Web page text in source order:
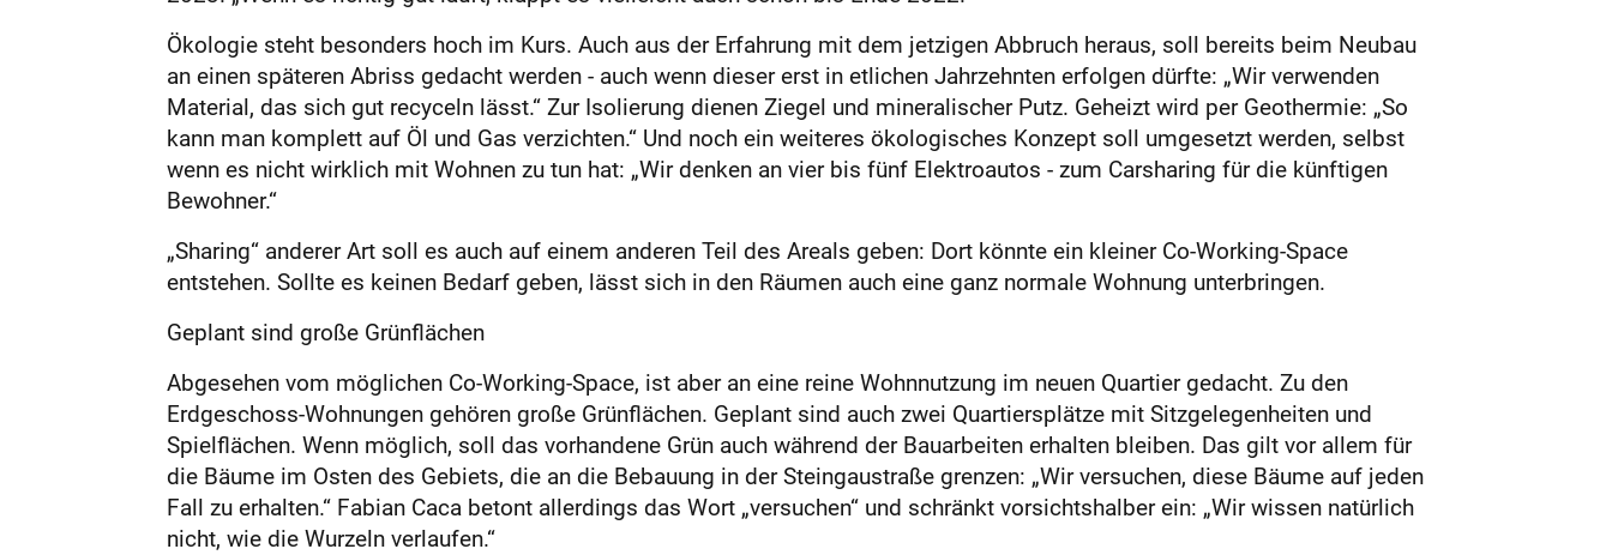
Ökologie steht besonders hoch im Kurs. Auch aus der Erfahrung mit dem jetzigen Abbruch heraus, soll bereits beim Neubau
an einen späteren Abriss gedacht werden - auch wenn dieser erst in etlichen Jahrzehnten erfolgen dürfte: „Wir verwenden
Material, das sich gut recyceln lässt.“ Zur Isolierung dienen Ziegel und mineralischer Putz. Geheizt wird per Geothermie: „So
kann man komplett auf Öl und Gas verzichten.“ Und noch ein weiteres ökologisches Konzept soll umgesetzt werden, selbst
wenn es nicht wirklich mit Wohnen zu tun hat: „Wir denken an vier bis fünf Elektroautos - zum Carsharing für die künftigen
Bewohner.“
„Sharing“ anderer Art soll es auch auf einem anderen Teil des Areals geben: Dort könnte ein kleiner Co-Working-Space
entstehen. Sollte es keinen Bedarf geben, lässt sich in den Räumen auch eine ganz normale Wohnung unterbringen.
Geplant sind große Grünflächen
Abgesehen vom möglichen Co-Working-Space, ist aber an eine reine Wohnnutzung im neuen Quartier gedacht. Zu den
Erdgeschoss-Wohnungen gehören große Grünflächen. Geplant sind auch zwei Quartiersplätze mit Sitzgelegenheiten und
Spielflächen. Wenn möglich, soll das vorhandene Grün auch während der Bauarbeiten erhalten bleiben. Das gilt vor allem für
die Bäume im Osten des Gebiets, die an die Bebauung in der Steingaustraße grenzen: „Wir versuchen, diese Bäume auf jeden
Fall zu erhalten.“ Fabian Caca betont allerdings das Wort „versuchen“ und schränkt vorsichtshalber ein: „Wir wissen natürlich
nicht, wie die Wurzeln verlaufen.“